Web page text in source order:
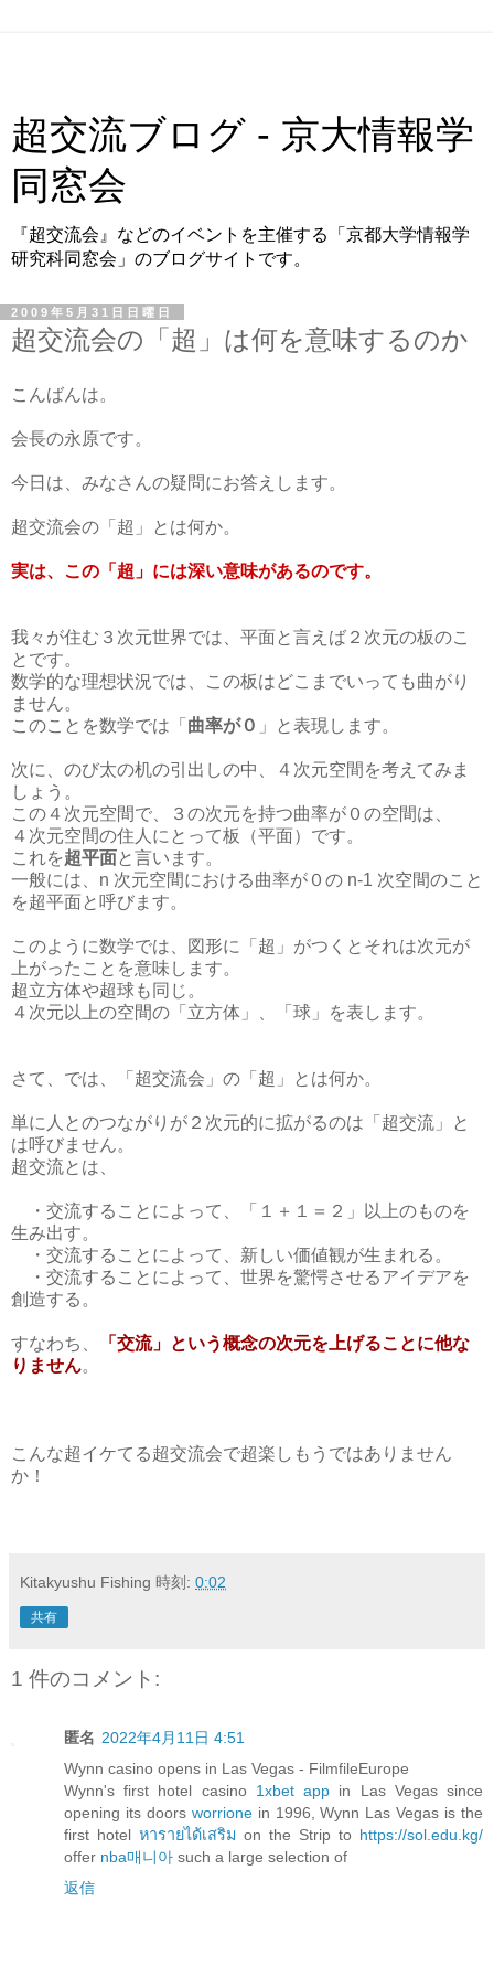
超交流ブログ - 京大情報学
同窓会
『超交流会』などのイベントを主催する「京都大学情報学
研究科同窓会」のブログサイトです。
2009年5月31日日曜日
超交流会の「超」は何を意味するのか
こんばんは。
会長の永原です。
今日は、みなさんの疑問にお答えします。
超交流会の「超」とは何か。
実は、この「超」には深い意味があるのです。
我々が住む３次元世界では、平面と言えば２次元の板のこ
とです。
数学的な理想状況では、この板はどこまでいっても曲がり
ません。
このことを数学では「 曲率が０ 」と表現します。
次に、のび太の机の引出しの中、４次元空間を考えてみま
しょう。
この４次元空間で、３の次元を持つ曲率が０の空間は、
４次元空間の住人にとって板（平面）です。
これを超平面と言います。
一般には、n 次元空間における曲率が０の n-1 次空間のこと
を超平面と呼びます。
このように数学では、図形に「超」がつくとそれは次元が
上がったことを意味します。
超立方体や超球も同じ。
４次元以上の空間の「立方体」、「球」を表します。
さて、では、「超交流会」の「超」とは何か。
単に人とのつながりが２次元的に拡がるのは「超交流」と
は呼びません。
超交流とは、
・交流することによって、「１＋１＝２」以上のものを
生み出す。
・交流することによって、新しい価値観が生まれる。
・交流することによって、世界を驚愕させるアイデアを
創造する。
すなわち、
「交流」という概念の次元を上げることに他な
りません。
こんな超イケてる超交流会で超楽しもうではありません
か！
Kitakyushu Fishing 時刻: 0:02
共有
1 件のコメント:
匿名 2022年4月11日 4:51
Wynn casino opens in Las Vegas - FilmfileEurope
Wynn's first hotel casino 1xbet app in Las Vegas since
opening its doors worrionein 1996, Wynn Las Vegas is the
first hotel หารายได้เสริม on the Strip to https://sol.edu.kg/
offer nba매니아 such a large selection of
返信